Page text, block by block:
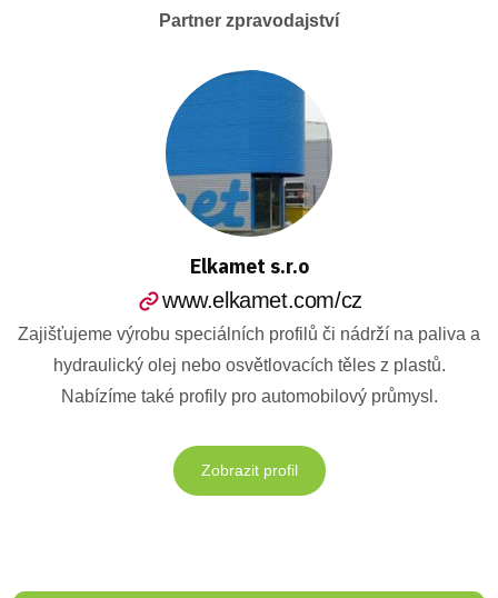
Partner zpravodajství
Elkamet s.r.o
www.elkamet.com/cz
Zajišťujeme výrobu speciálních profilů či nádrží na paliva a
hydraulický olej nebo osvětlovacích těles z plastů.
Nabízíme také profily pro automobilový průmysl.
Zobrazit profil